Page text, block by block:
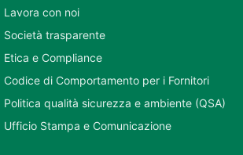
Lavora con noi
Società trasparente
Etica e Compliance
Codice di Comportamento per i Fornitori
Politica qualità sicurezza e ambiente (QSA)
Ufficio Stampa e Comunicazione